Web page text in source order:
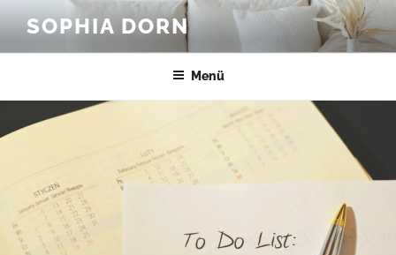
Inhalt
springen
SOPHIA DORN
Menü